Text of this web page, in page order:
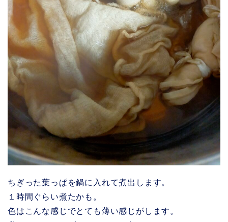
ちぎった葉っぱを鍋に入れて煮出します。
１時間ぐらい煮たかも。
色はこんな感じでとても薄い感じがします。